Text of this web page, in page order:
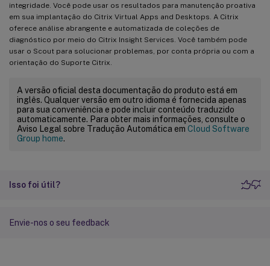
integridade. Você pode usar os resultados para manutenção proativa
em sua implantação do Citrix Virtual Apps and Desktops. A Citrix
oferece análise abrangente e automatizada de coleções de
diagnóstico por meio do Citrix Insight Services. Você também pode
usar o Scout para solucionar problemas, por conta própria ou com a
orientação do Suporte Citrix.
A versão oficial desta documentação do produto está em
inglês. Qualquer versão em outro idioma é fornecida apenas
para sua conveniência e pode incluir conteúdo traduzido
automaticamente. Para obter mais informações, consulte o
Aviso Legal sobre Tradução Automática em Cloud Software
Group home.
Isso foi útil?
Envie-nos o seu feedback